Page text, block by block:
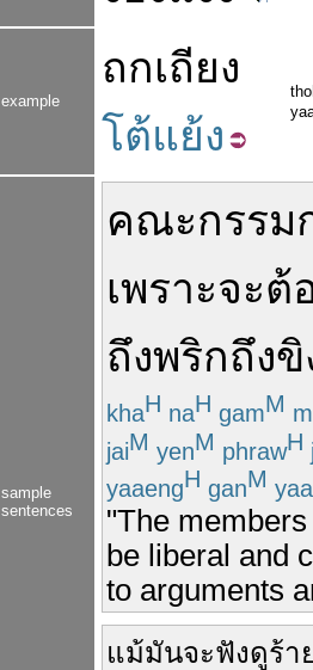
example
ถกเถียง
โต้แย้ง
sample
sentences
คณะกรรม
เพราะจะต้
ถึงพริกถึงขิ
khaH naH gamM
jaiM yenM phrawH
yaaengH ganM
"The
be liberal and
to arguments
แม้มันจะฟังดูร้า